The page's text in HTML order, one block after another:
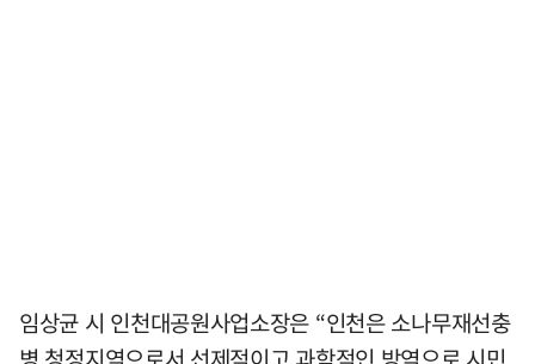
임상균 시 인천대공원사업소장은 “인천은 소나무재선충